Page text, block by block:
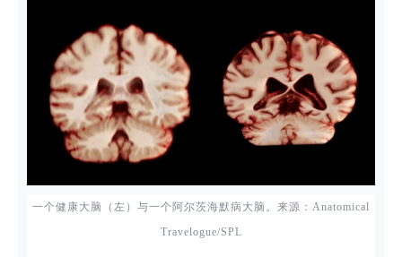
一个健康大脑（左）与一个阿尔茨海默病大脑。来源：Anatomical
Travelogue/SPL